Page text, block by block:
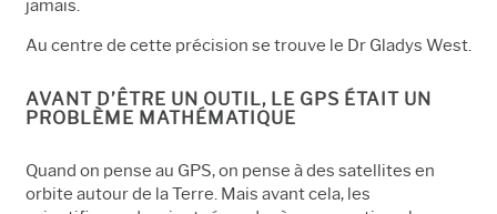
jamais.
Au centre de cette précision se trouve le Dr Gladys West.
AVANT D’ÊTRE UN OUTIL, LE GPS ÉTAIT UN
PROBLÈME MATHÉMATIQUE
Quand on pense au GPS, on pense à des satellites en
orbite autour de la Terre. Mais avant cela, les